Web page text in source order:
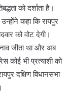
को दर्शाता है।
कहा कि रायपुर
को वोट देगी।
जीता था और अब
कोई भी प्रत्याशी को
दक्षिण विधानसभा